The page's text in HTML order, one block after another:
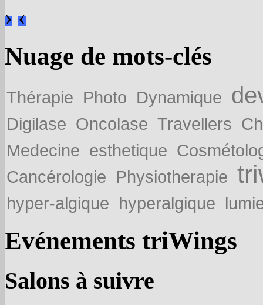
› ‹
Nuage de mots-clés
Thérapie Photo Dynamique
Digilase Oncolase Travellers
Medecine esthetique
Cancérologie Physiotherapie
hyper-algique hyperalgique
Evénements triWings
Salons à suivre